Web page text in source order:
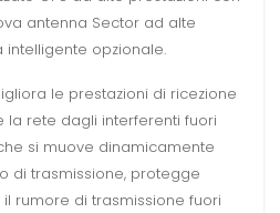
antenna Sector ad alte
intelligente opzionale.
le prestazioni di ricezione
la rete dagli interferenti fuori
si muove dinamicamente
di trasmissione, protegge
rumore di trasmissione fuori